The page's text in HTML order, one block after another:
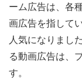
ーム広告は、各
画広告を指して
人気になりまし
る動画広告は、
す。